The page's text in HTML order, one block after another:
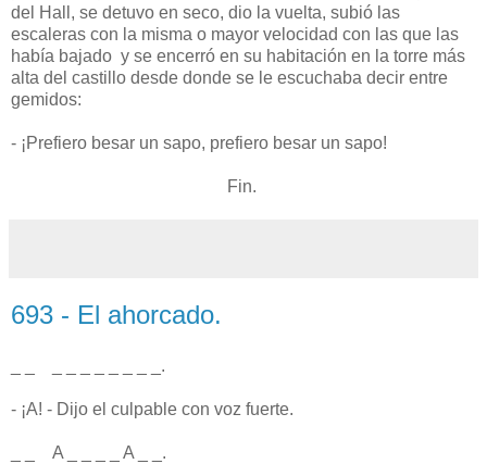
del Hall, se detuvo en seco, dio la vuelta, subió las
escaleras con la misma o mayor velocidad con las que las
había bajado y se encerró en su habitación en la torre más
alta del castillo desde donde se le escuchaba decir entre
gemidos:
- ¡Prefiero besar un sapo, prefiero besar un sapo!
Fin.
693 - El ahorcado.
_ _ _ _ _ _ _ _ _ _.
- ¡A! - Dijo el culpable con voz fuerte.
_ _ A _ _ _ _ A _ _.